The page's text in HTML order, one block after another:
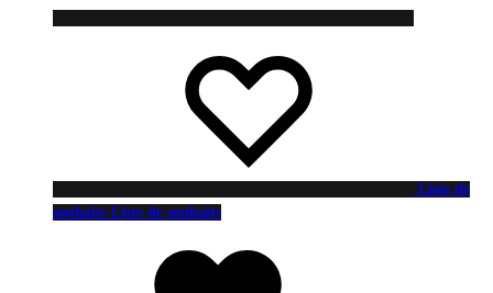
Liste de
souhaits Liste de souhaits